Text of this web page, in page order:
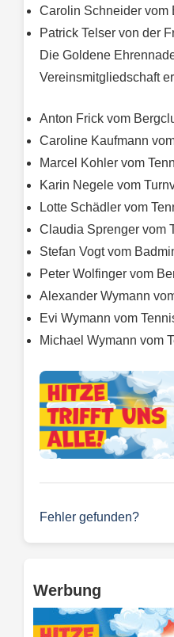
Carolin Schneider vom
Patrick Telser von der
Die Goldene
Vereinsmitgliedschaft
Anton Frick vom
Caroline Kaufmann
Marcel Kohler vom
Karin Negele vom
Lotte Schädler vom
Claudia Sprenger vom
Stefan Vogt vom
Peter Wolfinger vom
Alexander Wymann
Evi Wymann vom
Michael Wymann vom
Fehler gefunden?
Werbung